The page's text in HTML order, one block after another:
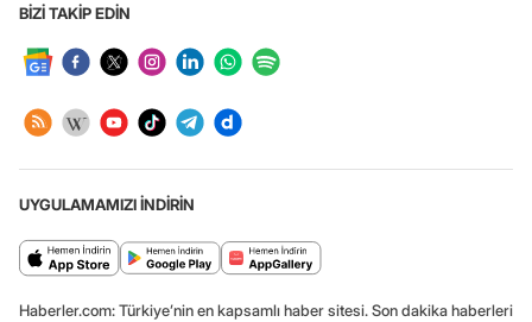
BİZİ TAKİP EDİN
UYGULAMAMIZI İNDİRİN
Haberler.com: Türkiye’nin en kapsamlı haber sitesi. Son dakika haberleri